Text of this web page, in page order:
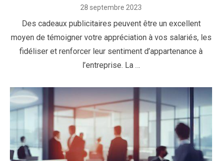
Posted
28 septembre 2023
Des cadeaux publicitaires peuvent être un excellent
moyen de témoigner votre appréciation à vos salariés, les
fidéliser et renforcer leur sentiment d’appartenance à
l’entreprise. La …